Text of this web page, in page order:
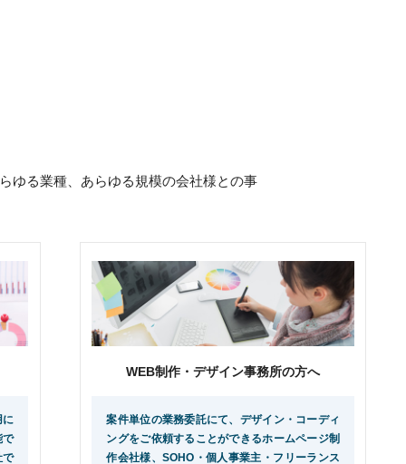
ゆる業種、あらゆる規模の会社様との事
に
で
で
WEB制作・デザイン事務所の方へ
案件単位の業務委託にて、デザイン・コーディ
ングをご依頼することができるホームページ制
作会社様、SOHO・個人事業主・フリーランス